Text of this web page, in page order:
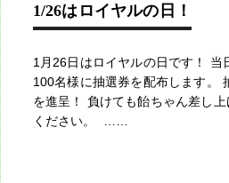
1/26はロイヤルの日！
1月26日はロイヤルの日です！ 当
100名様に抽選券を配布します。
を進呈！ 負けても飴ちゃん差し
ください。 ……